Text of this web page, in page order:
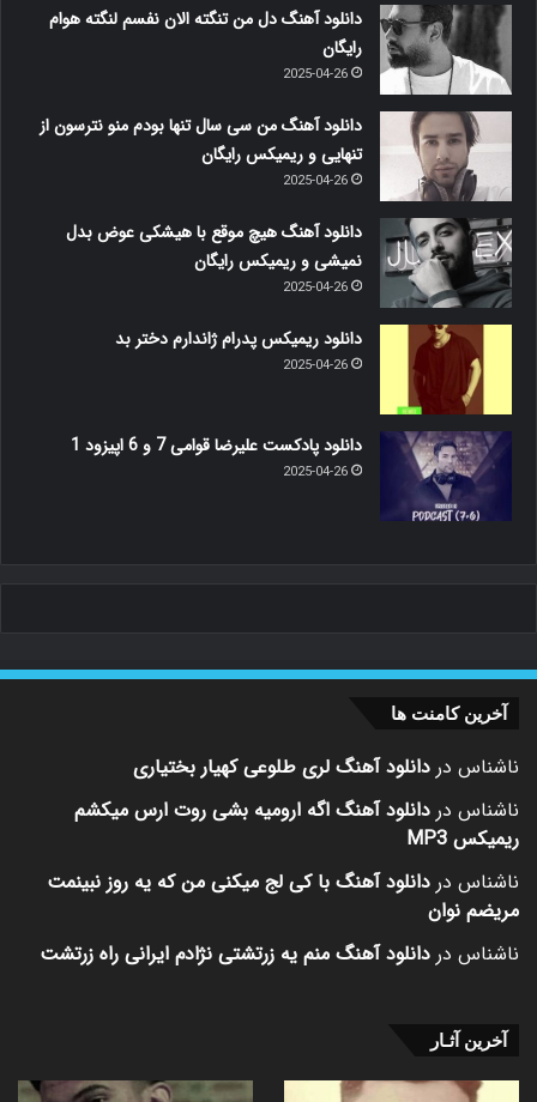
دانلود آهنگ دل من تنگته الان نفسم لنگته هوام
رایگان
2025-04-26
دانلود آهنگ من سی سال تنها بودم منو نترسون از
تنهایی و ریمیکس رایگان
2025-04-26
دانلود آهنگ هیچ موقع با هیشکی عوض بدل
نمیشی و ریمیکس رایگان
2025-04-26
دانلود ریمیکس پدرام ژاندارم دختر بد
2025-04-26
دانلود پادکست علیرضا قوامی 7 و 6 اپیزود 1
2025-04-26
آخرین کامنت ها
ناشناس در دانلود آهنگ لری طلوعی کهیار بختیاری
ناشناس در دانلود آهنگ اگه ارومیه بشی روت ارس میکشم
ریمیکس MP3
ناشناس در دانلود آهنگ با کی لج میکنی من که یه روز نبینمت
مریضم نوان
ناشناس در دانلود آهنگ منم یه زرتشتی نژادم ایرانی راه زرتشت
آخرین آثـار